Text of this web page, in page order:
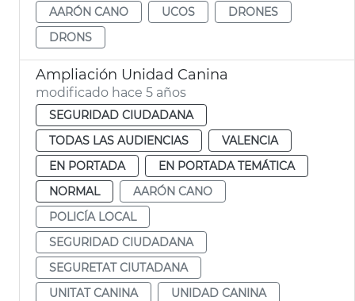
AARÓN CANO
UCOS
DRONES
DRONS
Ampliación Unidad Canina
modificado hace 5 años
SEGURIDAD CIUDADANA
TODAS LAS AUDIENCIAS
VALENCIA
EN PORTADA
EN PORTADA TEMÁTICA
NORMAL
AARÓN CANO
POLICÍA LOCAL
SEGURIDAD CIUDADANA
SEGURETAT CIUTADANA
UNITAT CANINA
UNIDAD CANINA